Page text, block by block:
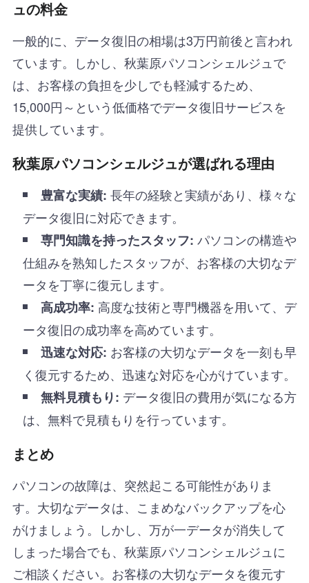
ュの料金
一般的に、データ復旧の相場は3万円前後と言われ
ています。しかし、秋葉原パソコンシェルジュで
は、お客様の負担を少しでも軽減するため、
15,000円～という低価格でデータ復旧サービスを
提供しています。
秋葉原パソコンシェルジュが選ばれる理由
豊富な実績: 長年の経験と実績があり、様々な
データ復旧に対応できます。
専門知識を持ったスタッフ: パソコンの構造や
仕組みを熟知したスタッフが、お客様の大切なデ
ータを丁寧に復元します。
高成功率: 高度な技術と専門機器を用いて、デ
ータ復旧の成功率を高めています。
迅速な対応: お客様の大切なデータを一刻も早
く復元するため、迅速な対応を心がけています。
無料見積もり: データ復旧の費用が気になる方
は、無料で見積もりを行っています。
まとめ
パソコンの故障は、突然起こる可能性がありま
す。大切なデータは、こまめなバックアップを心
がけましょう。しかし、万が一データが消失して
しまった場合でも、秋葉原パソコンシェルジュに
ご相談ください。お客様の大切なデータを復元す